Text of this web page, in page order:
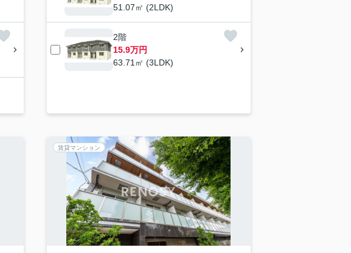
51.07㎡ (2LDK)
2階
15.9万円
63.71㎡ (3LDK)
賃貸マンション